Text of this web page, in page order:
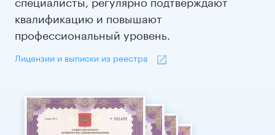
квалификацию и повышают
профессиональный уровень.
Лицензии и выписки из реестра